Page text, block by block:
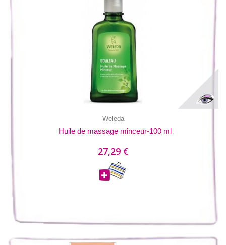
Weleda
Huile de massage minceur-100 ml
27,29 €